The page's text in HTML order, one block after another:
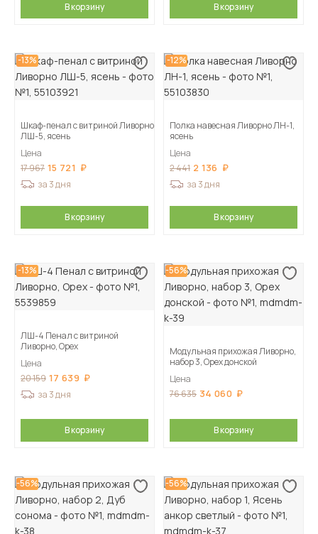
В корзину В корзину
-13%
Шкаф-пенал с витриной Ливорно
ЛШ-5, ясень
Цена
17 967 15 721
за 3 дня
В корзину
-12%
Полка навесная Ливорно ЛН-1,
ясень
Цена
2 441 2 136
за 3 дня
В корзину
-13%
ЛШ-4 Пенал с витриной
Ливорно, Орех
Цена
20 159 17 639
за 3 дня
В корзину
-56%
Модульная прихожая Ливорно,
набор 3, Орех донской
Цена
76 635 34 060
В корзину
-56% -56%